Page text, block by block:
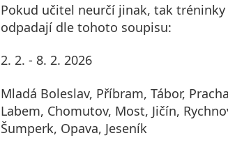
Pokud učitel neurčí jinak, tak
odpadají dle tohoto soupisu:
2. 2. - 8. 2. 2026
Mladá Boleslav, Příbram, Tábor,
Labem, Chomutov, Most, Jičín,
Šumperk, Opava, Jeseník